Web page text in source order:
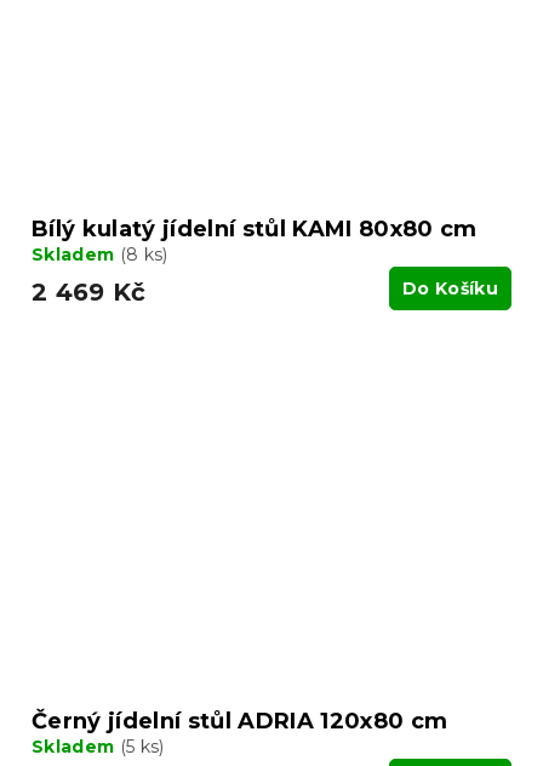
Bílý kulatý jídelní stůl KAMI 80x80 cm
Skladem (8 ks)
2 469 Kč Do Košíku
Černý jídelní stůl ADRIA 120x80 cm
Skladem (5 ks)